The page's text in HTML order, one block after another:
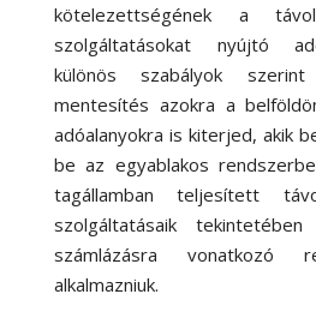
kötelezettségének a
szolgáltatásokat nyújtó
különös szabályok
mentesítés azokra a
adóalanyokra is kiterjed, akik
be az egyablakos
tagállamban teljesített
szolgáltatásaik
számlázásra vonatkozó
alkalmazniuk.